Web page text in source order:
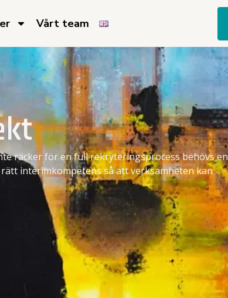
Vårt team​
räcker för en full rekryteringsprocess behövs en
interimkompetens så att verksamheten kan